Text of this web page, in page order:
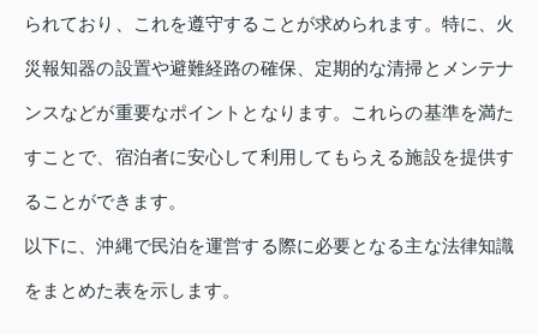
られており、これを遵守することが求められます。特に、火
災報知器の設置や避難経路の確保、定期的な清掃とメンテナ
ンスなどが重要なポイントとなります。これらの基準を満た
すことで、宿泊者に安心して利用してもらえる施設を提供す
ることができます。
以下に、沖縄で民泊を運営する際に必要となる主な法律知識
をまとめた表を示します。